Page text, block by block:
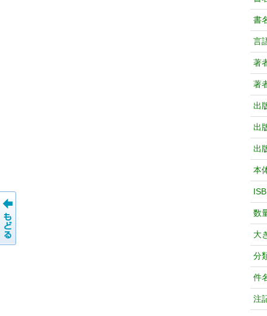
書
言
著
著
出
出
出
本
数
大
分
件
注